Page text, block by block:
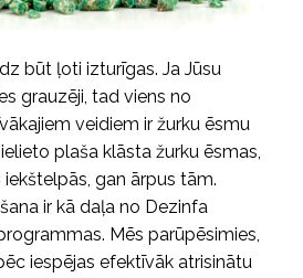
būt ļoti izturīgas. Ja Jūsu
grauzēji, tad viens no
veidiem ir žurku ēsmu
plaša klāsta žurku ēsmas,
gan ārpus tām.
ir kā daļa no Dezinfa
Mēs parūpēsimies,
iespējas efektīvāk atrisinātu